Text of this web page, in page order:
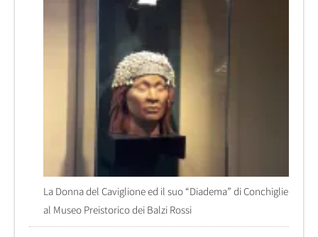
La Donna del Caviglione ed il suo “Diadema” di Conchiglie
al Museo Preistorico dei Balzi Rossi